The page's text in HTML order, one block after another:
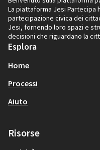
La piattaforma Jesi Partecipa
partecipazione civica dei
Jesi, fornendo loro spazi e
decisioni che riguardano la
Esplora
Home
Processi
Aiuto
Risorse